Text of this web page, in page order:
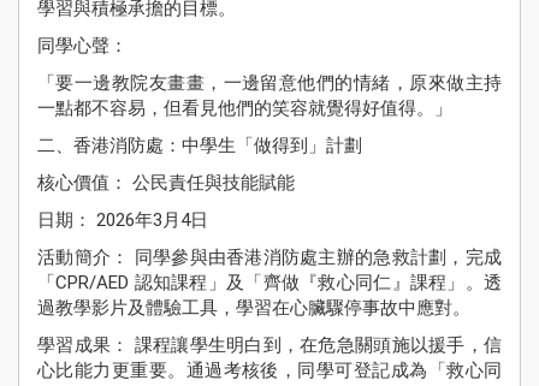
學習與積極承擔的目標。
同學心聲：
「要一邊教院友畫畫，一邊留意他們的情緒，原來做主持
一點都不容易，但看見他們的笑容就覺得好值得。」
二、香港消防處：中學生「做得到」計劃
核心價值： 公民責任與技能賦能
日期： 2026年3月4日
活動簡介： 同學參與由香港消防處主辦的急救計劃，完成
「CPR/AED 認知課程」及「齊做『救心同仁』課程」。透
過教學影片及體驗工具，學習在心臟驟停事故中應對。
學習成果： 課程讓學生明白到，在危急關頭施以援手，信
心比能力更重要。通過考核後，同學可登記成為「救心同